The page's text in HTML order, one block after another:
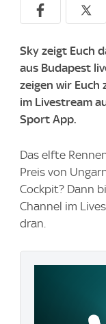
Sky zeigt Euch
aus Budapest
zeigen wir Euch
im Livestream
Sport App.
Das elfte
Preis von
Cockpit? Dann
Channel im
dran.